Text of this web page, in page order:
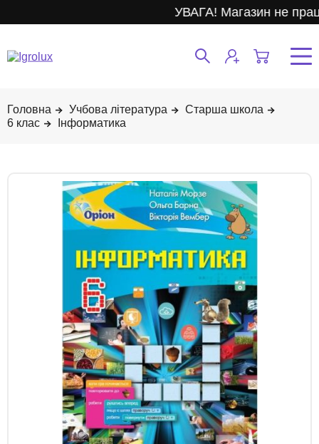
УВАГА! Магазин не
Учбова література
Старша школа
6 клас
Інформатика